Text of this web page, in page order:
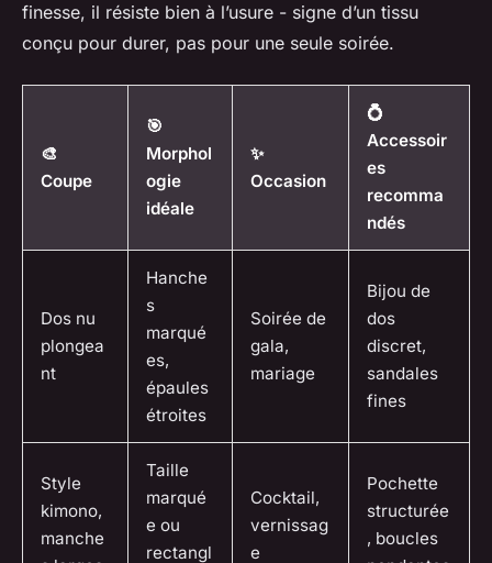
finesse, il résiste bien à l’usure - signe d’un tissu
conçu pour durer, pas pour une seule soirée.
🎨
Coupe
🎯
Morphol
ogie
idéale
✨
Occasion
💍
Accessoir
es
recomma
ndés
Dos nu
plongea
nt
Hanche
s
marqué
es,
épaules
étroites
Soirée de
gala,
mariage
Bijou de
dos
discret,
sandales
fines
Style
kimono,
manche
Taille
marqué
e ou
rectangl
Cocktail,
vernissag
e
Pochette
structurée
, boucles